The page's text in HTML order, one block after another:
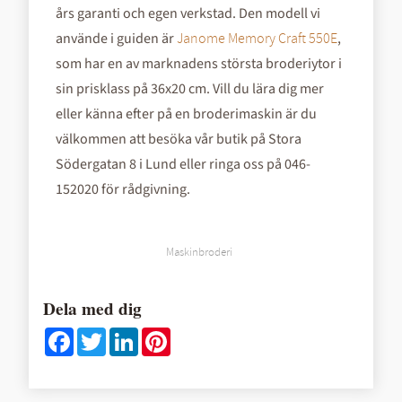
års garanti och egen verkstad. Den modell vi
använde i guiden ärJanome Memory Craft 550E,
som har en av marknadens största broderiytor i
sin prisklass på 36x20 cm. Vill du lära dig mer
eller känna efter på en broderimaskin är du
välkommen att besöka vår butik på Stora
Södergatan 8 i Lund eller ringa oss på 046-
152020 för rådgivning.
Maskinbroderi
Dela med dig
F
a
T
w
L